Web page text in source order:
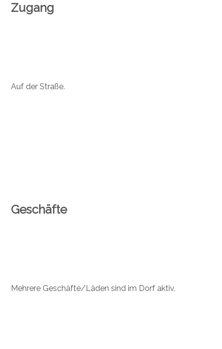
Zugang
Auf der Straße.
Geschäfte
Mehrere Geschäfte/Läden sind im Dorf aktiv.